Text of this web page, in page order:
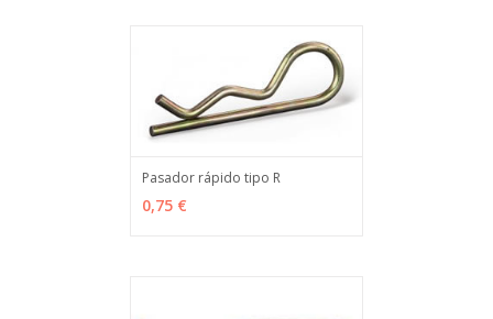
VER OPCIONES
Pasador rápido tipo R
0,75 €